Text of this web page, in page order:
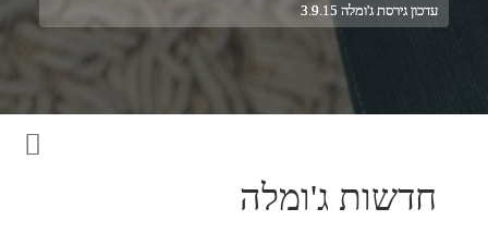
עדכון גירסת ג'ומלה 3.9.15
חדשות ג'ומלה